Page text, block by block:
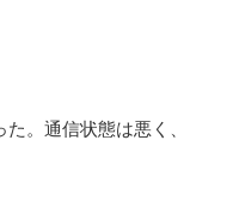
。通信状態は悪く、